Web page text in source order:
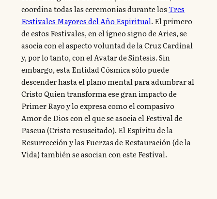
coordina todas las ceremonias durante losTres
Festivales Mayores del Año Espiritual. El primero
de estos Festivales, en el ígneo signo de Aries, se
asocia con el aspecto voluntad de la Cruz Cardinal
y, por lo tanto, con el Avatar de Síntesis. Sin
embargo, esta Entidad Cósmica sólo puede
descender hasta el plano mental para adumbrar al
Cristo Quien transforma ese gran impacto de
Primer Rayo y lo expresa como el compasivo
Amor de Dios con el que se asocia el Festival de
Pascua (Cristo resuscitado). El Espíritu de la
Resurrección y las Fuerzas de Restauración (de la
Vida) también se asocian con este Festival.